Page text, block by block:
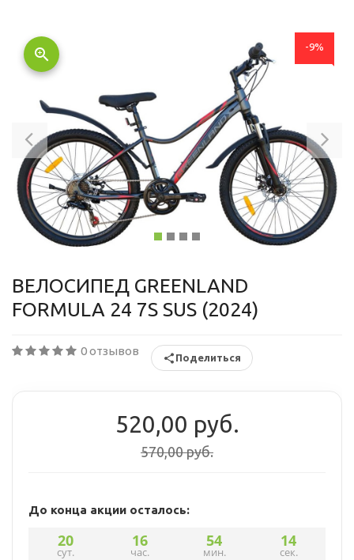
-9%
Previous
zoom_in
ВЕЛОСИПЕД GREENLAND
FORMULA 24 7S SUS (2024)
0 отзывов Поделиться
520,00 руб.
570,00 руб.
До конца акции осталось:
20
сут.
16
час.
54
мин.
13
сек.